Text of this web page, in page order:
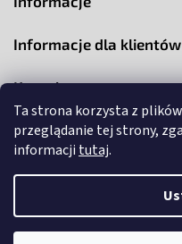
Ta strona korzysta z
przeglądanie tej strony,
informacji tutaj.
Informacje dla klientów
Kontakt